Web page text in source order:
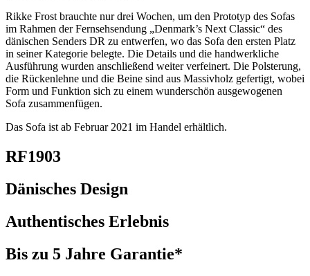
Rikke Frost brauchte nur drei Wochen, um den Prototyp des Sofas
im Rahmen der Fernsehsendung „Denmark’s Next Classic“ des
dänischen Senders DR zu entwerfen, wo das Sofa den ersten Platz
in seiner Kategorie belegte. Die Details und die handwerkliche
Ausführung wurden anschließend weiter verfeinert. Die Polsterung,
die Rückenlehne und die Beine sind aus Massivholz gefertigt, wobei
Form und Funktion sich zu einem wunderschön ausgewogenen
Sofa zusammenfügen.
Das Sofa ist ab Februar 2021 im Handel erhältlich.
RF1903
Dänisches Design
Authentisches Erlebnis
Bis zu 5 Jahre Garantie*